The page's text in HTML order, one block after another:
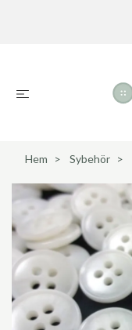
Hem Sybehör